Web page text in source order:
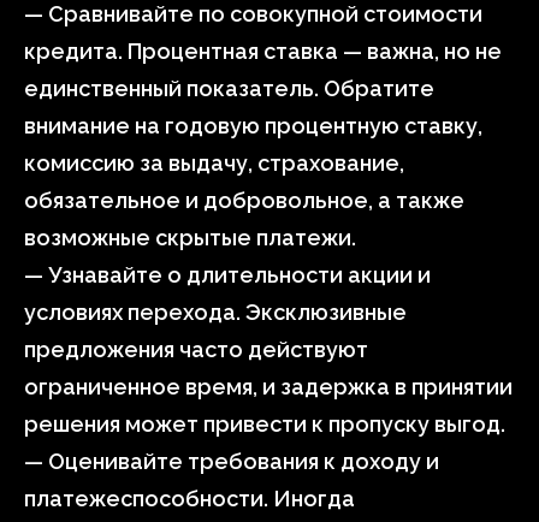
— Сравнивайте по совокупной стоимости
кредита. Процентная ставка — важна, но не
единственный показатель. Обратите
внимание на годовую процентную ставку,
комиссию за выдачу, страхование,
обязательное и добровольное, а также
возможные скрытые платежи.
— Узнавайте о длительности акции и
условиях перехода. Эксклюзивные
предложения часто действуют
ограниченное время, и задержка в принятии
решения может привести к пропуску выгод.
— Оценивайте требования к доходу и
платежеспособности. Иногда